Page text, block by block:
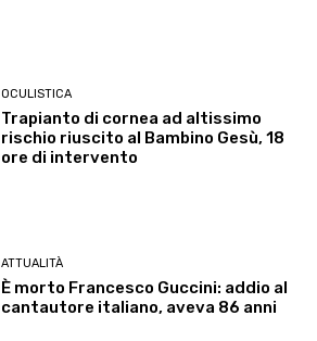
OCULISTICA
Trapianto di cornea ad altissimo
rischio riuscito al Bambino Gesù, 18
ore di intervento
ATTUALITÀ
È morto Francesco Guccini: addio al
cantautore italiano, aveva 86 anni